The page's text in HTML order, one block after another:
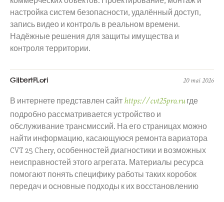
настройка систем безопасности, удалённый доступ,
запись видео и контроль в реальном времени.
Надёжные решения для защиты имущества и
контроля территории.
GilbertFLori 20 mai 2026
В интернете представлен сайт https://cvt25pro.ruгде
подробно рассматривается устройство и
обслуживание трансмиссий. На его страницах можно
найти информацию, касающуюся ремонта вариатора
CVT 25 Chery, особенностей диагностики и возможных
неисправностей этого агрегата. Материалы ресурса
помогают понять специфику работы таких коробок
передач и основные подходы к их восстановлению